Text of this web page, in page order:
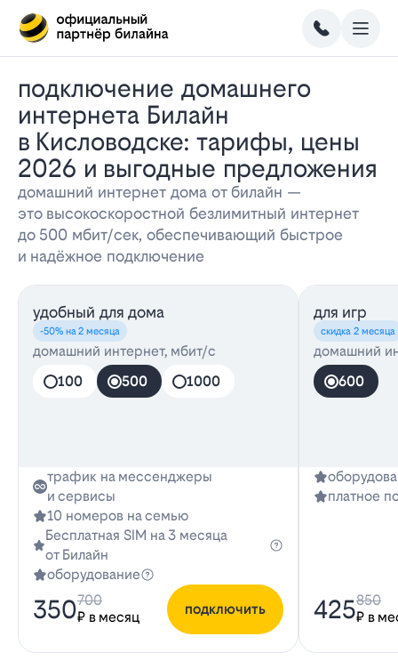
Подключение домашнего
интернета Билайн
в Кисловодске: тарифы, цены
2026 и выгодные предложения
домашний интернет дома от билайн —
это высокоскоростной безлимитный интернет
до 500 мбит/сек, обеспечивающий быстрое
и надёжное подключение
удобный для дома
-50% на 2 месяца
домашний интернет, мбит/с
100
500 1000
трафик на мессенджеры
и сервисы
10 номеров на семью
Бесплатная SIM на 3 месяца
от Билайн
оборудование
350₽ в месяц
700
подключить
для игр
скидка 2 месяца
домашний
600
платное
425₽ в
850